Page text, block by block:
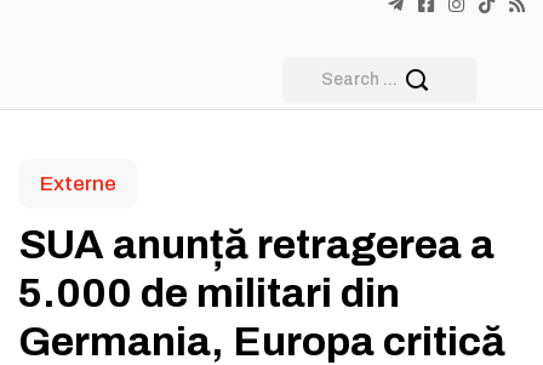
Externe
SUA anunță retragerea a
5.000 de militari din
Germania, Europa critică